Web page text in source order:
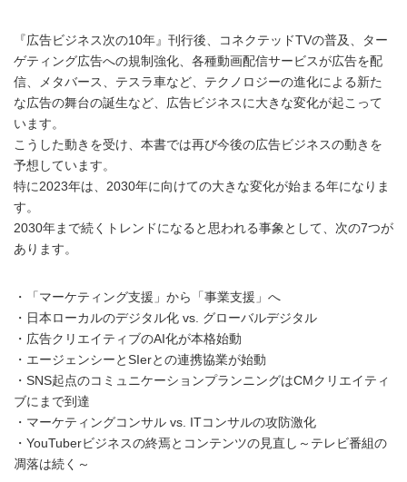
『広告ビジネス次の10年』刊行後、コネクテッドTVの普及、ター
ゲティング広告への規制強化、各種動画配信サービスが広告を配
信、メタバース、テスラ車など、テクノロジーの進化による新た
な広告の舞台の誕生など、広告ビジネスに大きな変化が起こって
います。
こうした動きを受け、本書では再び今後の広告ビジネスの動きを
予想しています。
特に2023年は、2030年に向けての大きな変化が始まる年になりま
す。
2030年まで続くトレンドになると思われる事象として、次の7つが
あります。
・「マーケティング支援」から「事業支援」へ
・日本ローカルのデジタル化 vs. グローバルデジタル
・広告クリエイティブのAI化が本格始動
・エージェンシーとSIerとの連携協業が始動
・SNS起点のコミュニケーションプランニングはCMクリエイティ
ブにまで到達
・マーケティングコンサル vs. ITコンサルの攻防激化
・YouTuberビジネスの終焉とコンテンツの見直し～テレビ番組の
凋落は続く～